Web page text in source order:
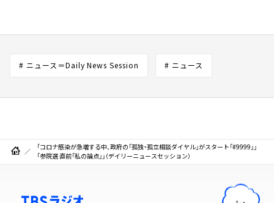
# ニュース＝Daily News Session # ニュース
「コロナ感染が急増する中、政府の「孤独・孤立相談ダイヤル」がスタート「#9999」」
「参院選 直前「私の論点」」（デイリーニュースセッション）